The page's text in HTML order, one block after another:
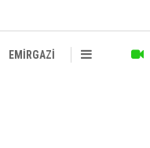
EMİRGAZİ